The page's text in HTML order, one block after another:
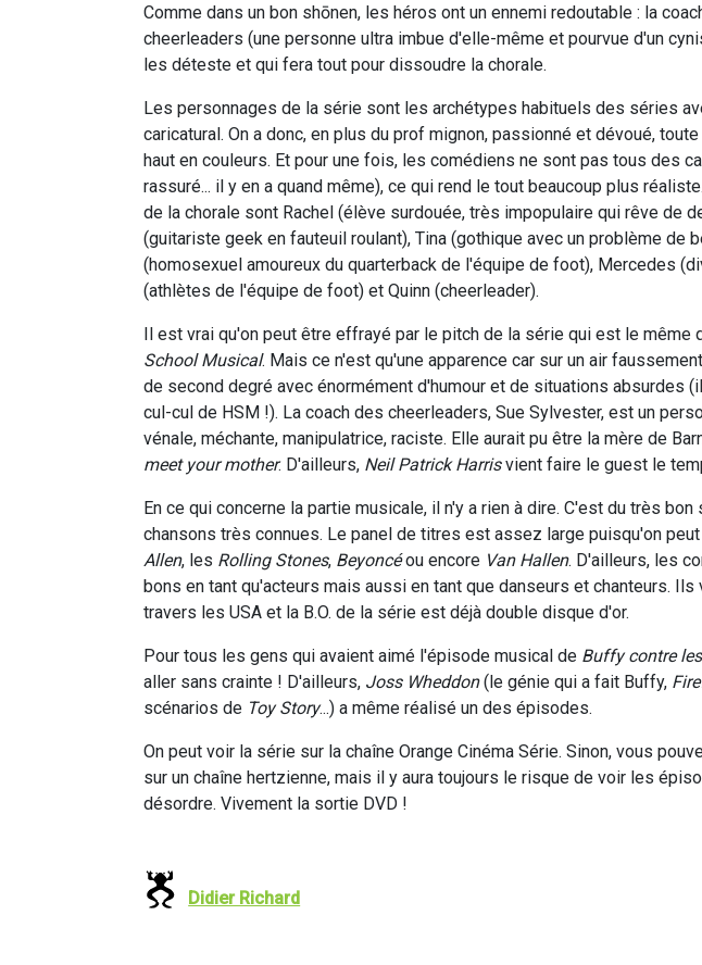
Comme dans un bon shōnen, les héros ont un ennemi redoutable : la
cheerleaders (une personne ultra imbue d'elle-même et pourvue d'un
les déteste et qui fera tout pour dissoudre la chorale.
Les personnages de la série sont les archétypes habituels des séries
caricatural. On a donc, en plus du prof mignon, passionné et dévoué,
haut en couleurs. Et pour une fois, les comédiens ne sont pas tous des
rassuré... il y en a quand même), ce qui rend le tout beaucoup plus
de la chorale sont Rachel (élève surdouée, très impopulaire qui rêve de
(guitariste geek en fauteuil roulant), Tina (gothique avec un problème de
(homosexuel amoureux du quarterback de l'équipe de foot), Mercedes
(athlètes de l'équipe de foot) et Quinn (cheerleader).
Il est vrai qu'on peut être effrayé par le pitch de la série qui est le même
School Musical. Mais ce n'est qu'une apparence car sur un air
de second degré avec énormément d'humour et de situations absurdes
cul-cul de HSM !). La coach des cheerleaders, Sue Sylvester, est un
vénale, méchante, manipulatrice, raciste. Elle aurait pu être la mère de
meet your mother. D'ailleurs, Neil Patrick Harrisvient faire le guest le
En ce qui concerne la partie musicale, il n'y a rien à dire. C'est du très
chansons très connues. Le panel de titres est assez large puisqu'on
Allen, les Rolling Stones, Beyoncéou encore Van Hallen. D'ailleurs, les
bons en tant qu'acteurs mais aussi en tant que danseurs et chanteurs. Ils
travers les USA et la B.O. de la série est déjà double disque d'or.
Pour tous les gens qui avaient aimé l'épisode musical de Buffy contre
aller sans crainte ! D'ailleurs, Joss Wheddon(le génie qui a fait Buffy,
scénarios de Toy Story...) a même réalisé un des épisodes.
On peut voir la série sur la chaîne Orange Cinéma Série. Sinon, vous
sur un chaîne hertzienne, mais il y aura toujours le risque de voir les
désordre. Vivement la sortie DVD !
Didier Richard